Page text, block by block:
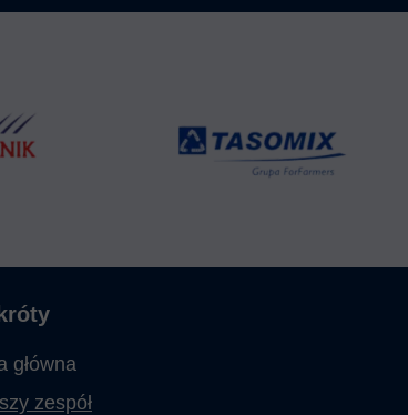
główna
zespół